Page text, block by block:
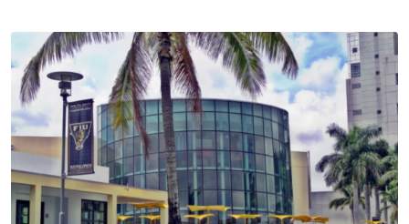
o
o
k
r
d
I
n
e
s
d
s
A
p
p